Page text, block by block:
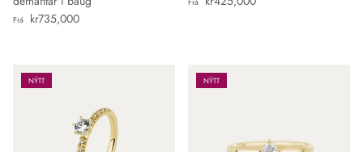
Verð
Frá kr735,000
NÝTT NÝTT